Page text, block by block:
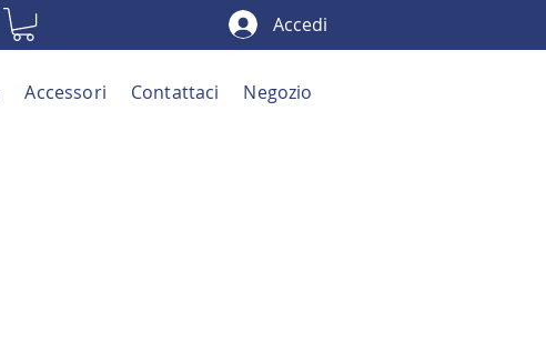
Accedi
Accessori Contattaci
Negozio